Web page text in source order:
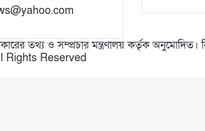
তথ্য ও সম্প্রচার মন্ত্রণালয় কর্তৃক অনুমোদিত।
Rights Reserved